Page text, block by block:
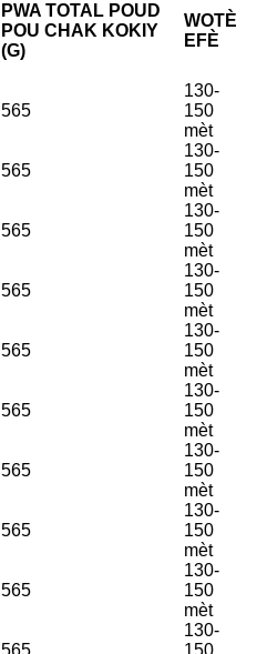
PWA TOTAL POUD
POU CHAK KOKIY
(G)
WOTÈ
EFÈ
565
130-
150
mèt
565
130-
150
mèt
565
130-
150
mèt
565
130-
150
mèt
565
130-
150
mèt
565
130-
150
mèt
565
130-
150
mèt
565
130-
150
mèt
565
130-
150
mèt
130-